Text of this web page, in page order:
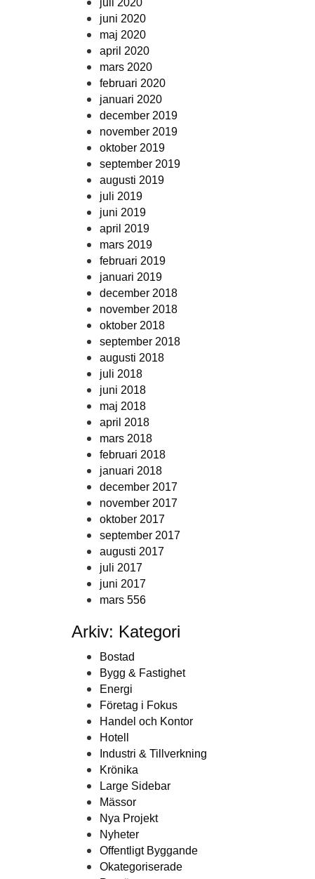
juli 2020
juni 2020
maj 2020
april 2020
mars 2020
februari 2020
januari 2020
december 2019
november 2019
oktober 2019
september 2019
augusti 2019
juli 2019
juni 2019
april 2019
mars 2019
februari 2019
januari 2019
december 2018
november 2018
oktober 2018
september 2018
augusti 2018
juli 2018
juni 2018
maj 2018
april 2018
mars 2018
februari 2018
januari 2018
december 2017
november 2017
oktober 2017
september 2017
augusti 2017
juli 2017
juni 2017
mars 556
Arkiv: Kategori
Bostad
Bygg & Fastighet
Energi
Företag i Fokus
Handel och Kontor
Hotell
Industri & Tillverkning
Krönika
Large Sidebar
Mässor
Nya Projekt
Nyheter
Offentligt Byggande
Okategoriserade